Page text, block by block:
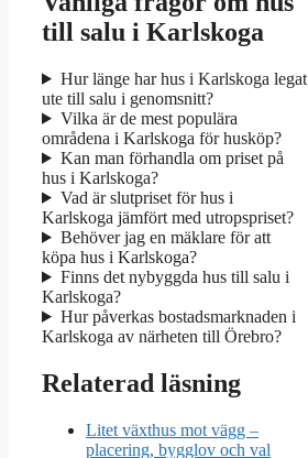
till salu i Karlskoga
Hur länge har hus i Karlskoga legat
ute till salu i genomsnitt?
Vilka är de mest populära
områdena i Karlskoga för husköp?
Kan man förhandla om priset på
hus i Karlskoga?
Vad är slutpriset för hus i
Karlskoga jämfört med utropspriset?
Behöver jag en mäklare för att
köpa hus i Karlskoga?
Finns det nybyggda hus till salu i
Karlskoga?
Hur påverkas bostadsmarknaden i
Karlskoga av närheten till Örebro?
Relaterad läsning
Litet växthus mot vägg –
placering, bygglov och val